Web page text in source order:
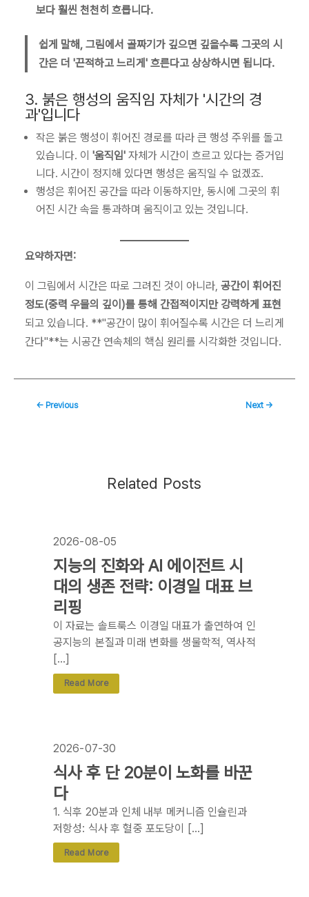
보다 훨씬 천천히 흐릅니다.
쉽게 말해, 그림에서 골짜기가 깊으면 깊을수록 그곳의 시
간은 더 '끈적하고 느리게' 흐른다고 상상하시면 됩니다.
3. 붉은 행성의 움직임 자체가 '시간의 경
과'입니다
작은 붉은 행성이 휘어진 경로를 따라 큰 행성 주위를 돌고
있습니다. 이 '움직임' 자체가 시간이 흐르고 있다는 증거입
니다. 시간이 정지해 있다면 행성은 움직일 수 없겠죠.
행성은 휘어진 공간을 따라 이동하지만, 동시에 그곳의 휘
어진 시간 속을 통과하며 움직이고 있는 것입니다.
요약하자면:
이 그림에서 시간은 따로 그려진 것이 아니라, 공간이 휘어진
정도(중력 우물의 깊이)를 통해 간접적이지만 강력하게 표현
되고 있습니다. **"공간이 많이 휘어질수록 시간은 더 느리게
간다"**는 시공간 연속체의 핵심 원리를 시각화한 것입니다.
← Previous Next →
Related Posts
2026-08-05
지능의 진화와 AI 에이전트 시
대의 생존 전략: 이경일 대표 브
리핑
이 자료는 솔트룩스 이경일 대표가 출연하여 인
공지능의 본질과 미래 변화를 생물학적, 역사적
[…]
Read More
2026-07-30
식사 후 단 20분이 노화를 바꾼
다
1. 식후 20분과 인체 내부 메커니즘 인슐린과
저항성: 식사 후 혈중 포도당이 […]
Read More